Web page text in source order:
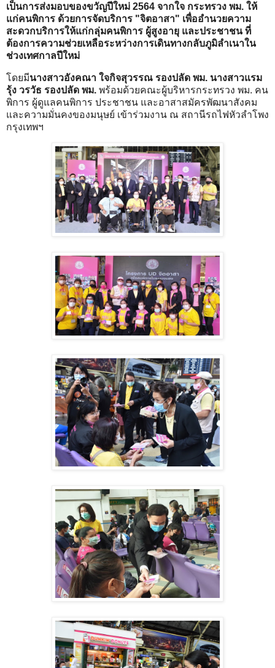
เป็นการส่งมอบของขวัญปีใหม่ 2564 จากใจ กระทรวง พม. ให้
แก่คนพิการ ด้วยการจัดบริการ "จิตอาสา" เพื่ออำนวยความ
สะดวกบริการให้แก่กลุ่มคนพิการ ผู้สูงอายุ และประชาชน ที่
ต้องการความช่วยเหลือระหว่างการเดินทางกลับภูมิลำเนาใน
ช่วงเทศกาลปีใหม่
โดยมีนางสาวอังคณา ใจกิจสุวรรณ รองปลัด พม. นางสาวแรม
รุ้ง วรวัธ รองปลัด พม. พร้อมด้วยคณะผู้บริหารกระทรวง พม. คน
พิการ ผู้ดูแลคนพิการ ประชาชน และอาสาสมัครพัฒนาสังคม
และความมั่นคงของมนุษย์ เข้าร่วมงาน ณ สถานีรถไฟหัวลําโพง
กรุงเทพฯ